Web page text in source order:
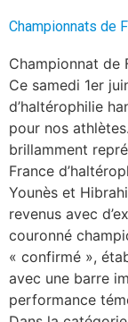
Championnats de
Championnat de
Ce samedi 1er
d’haltérophilie
pour nos
brillamment
France
Younès et
revenus avec
couronné
« confirmé »,
avec une barre
performance